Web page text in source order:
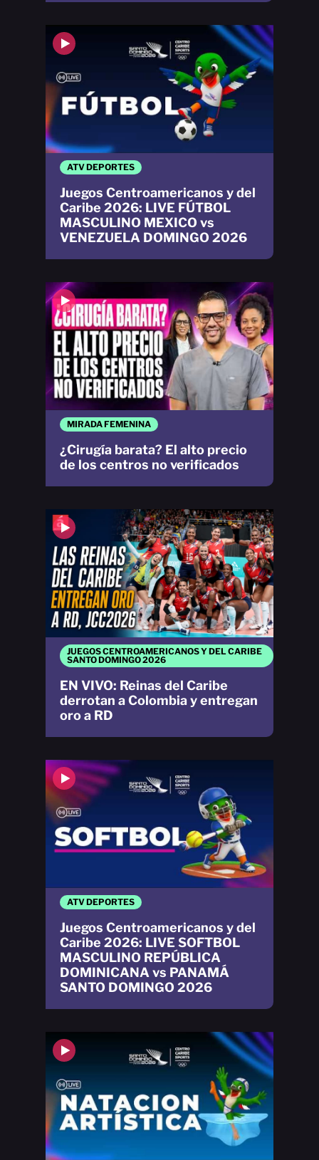
JUEGOS CENTROAMERICANOS Y DEL CARIBE
SANTO DOMINGO 2026
EN VIVO: Reinas del Caribe
derrotan a Colombia y entregan
oro a RD
MIRADA FEMENINA
¿Cirugía barata? El alto precio
de los centros no verificados
ATV DEPORTES
Juegos Centroamericanos y del
Caribe 2026: LIVE FÚTBOL
MASCULINO MEXICO vs
VENEZUELA DOMINGO 2026
ATV DEPORTES
Juegos Centroamericanos y del
Caribe 2026: LIVE SOFTBOL
MASCULINO REPÚBLICA
DOMINICANA vs PANAMÁ
SANTO DOMINGO 2026